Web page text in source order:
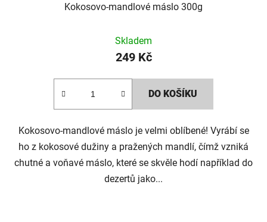
Kokosovo-mandlové máslo 300g
Skladem
249 Kč
DO KOŠÍKU
Kokosovo-mandlové máslo je velmi oblíbené! Vyrábí se
ho z kokosové dužiny a pražených mandlí, čímž vzniká
chutné a voňavé máslo, které se skvěle hodí například do
dezertů jako...